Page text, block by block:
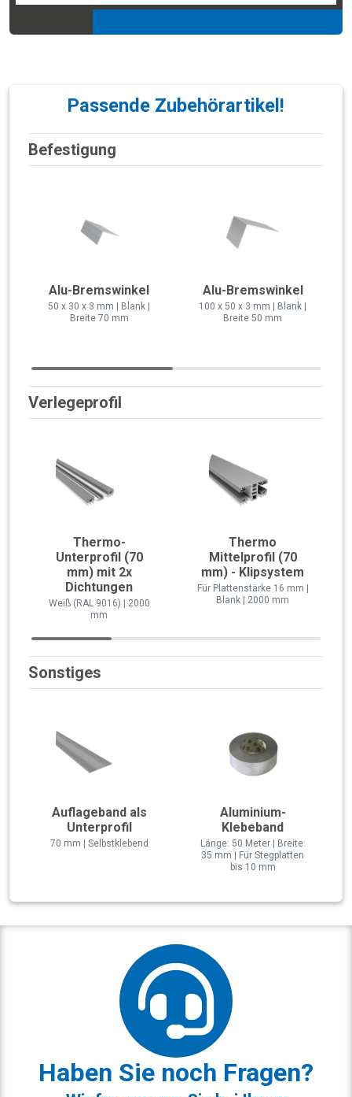
Passende Zubehörartikel!
Befestigung
Alu-Bremswinkel
50 x 30 x 3 mm | Blank |
Breite 70 mm
Alu-Bremswinkel
100 x 50 x 3 mm | Blank |
Breite 50 mm
Verlegeprofil
Thermo-
Unterprofil (70
mm) mit 2x
Dichtungen
Weiß (RAL 9016) | 2000
mm
Thermo
Mittelprofil (70
mm) - Klipsystem
Für Plattenstärke 16 mm |
Blank | 2000 mm
Sonstiges
Auflageband als
Unterprofil
70 mm | Selbstklebend
Aluminium-
Klebeband
Länge: 50 Meter | Breite:
35 mm | Für Stegplatten
bis 10 mm
Haben Sie noch Fragen?